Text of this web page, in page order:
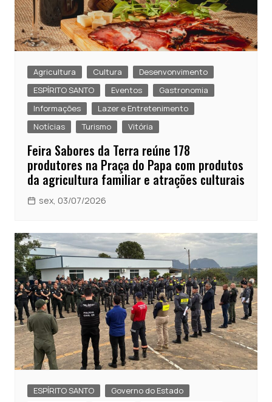
Agricultura Cultura
Desenvonvimento
ESPÍRITO SANTO
Eventos
Gastronomia
Informações
Lazer e Entretenimento
Notícias
Turismo Vitória
Feira Sabores da Terra reúne 178
produtores na Praça do Papa com produtos
da agricultura familiar e atrações culturais
sex, 03/07/2026
ESPÍRITO SANTO
Governo do Estado